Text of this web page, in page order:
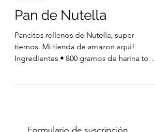
Panes
Pan de Nutella
Pancitos rellenos de Nutella, super
Ingredientes • 800 gramos de harina todo